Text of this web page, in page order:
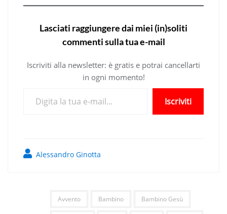
Lasciati raggiungere dai miei (in)soliti
commenti sulla tua e-mail
Iscriviti alla newsletter: è gratis e potrai cancellarti
in ogni momento!
Iscriviti
Alessandro Ginotta
Avvento Bambino Bambino Gesù